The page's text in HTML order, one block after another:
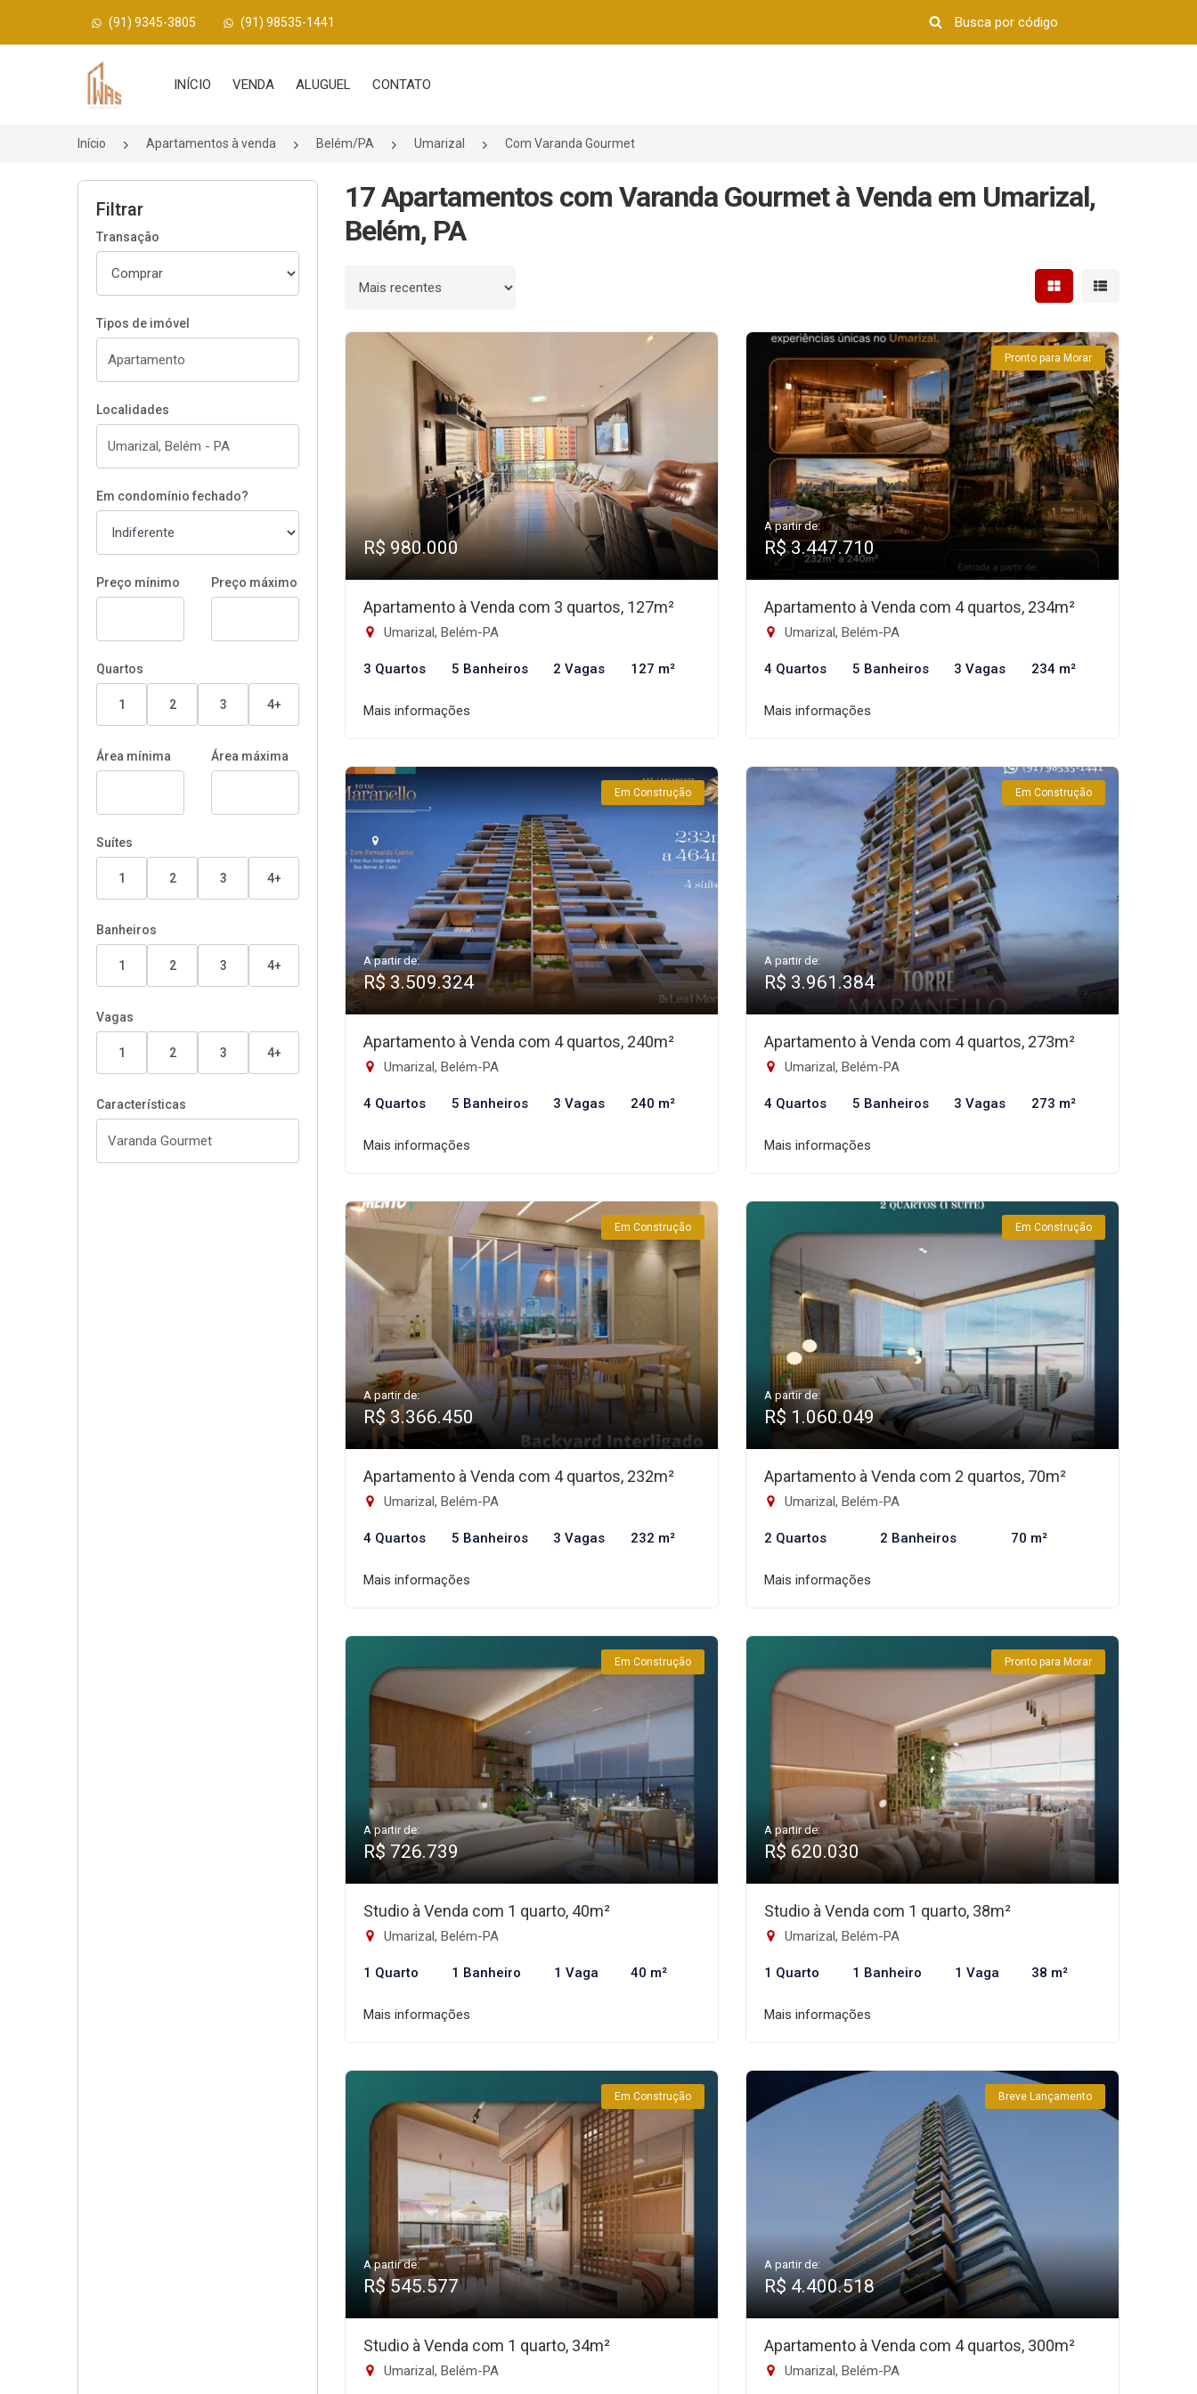
(91) 9345-3805 (91) 98535-1441
Página inicial
INÍCIO VENDA ALUGUEL CONTATO
Início Apartamentos à venda Belém/PA Umarizal Com Varanda Gourmet
Filtrar
Transação
Tipos de imóvel
Localidades
Em condomínio fechado?
Preço mínimo Preço máximo
Quartos
1 2 3 4+
Área mínima Área máxima
Suítes
1 2 3 4+
Banheiros
1 2 3 4+
Vagas
1 2 3 4+
Características
17 Apartamentos com Varanda Gourmet à Venda em Umarizal,
Belém, PA
Ordenar por Mostrar resultados em
Mostrar
R$ 980.000
Apartamento à Venda com 3 quartos, 127m²
Umarizal, Belém-PA
3 Quartos 5 Banheiros 2 Vagas 127 m²
Mais informações
Pronto para Morar
A partir de:
R$ 3.447.710
Apartamento à Venda com 4 quartos, 234m²
Umarizal, Belém-PA
4 Quartos 5 Banheiros 3 Vagas 234 m²
Mais informações
Em Construção
A partir de:
R$ 3.509.324
Apartamento à Venda com 4 quartos, 240m²
Umarizal, Belém-PA
4 Quartos 5 Banheiros 3 Vagas 240 m²
Mais informações
Em Construção
A partir de:
R$ 3.961.384
Apartamento à Venda com 4 quartos, 273m²
Umarizal, Belém-PA
4 Quartos 5 Banheiros 3 Vagas 273 m²
Mais informações
Em Construção
A partir de:
R$ 3.366.450
Apartamento à Venda com 4 quartos, 232m²
Umarizal, Belém-PA
4 Quartos 5 Banheiros 3 Vagas 232 m²
Mais informações
Em Construção
A partir de:
R$ 1.060.049
Apartamento à Venda com 2 quartos, 70m²
Umarizal, Belém-PA
2 Quartos 2 Banheiros 70 m²
Mais informações
Em Construção
A partir de:
R$ 726.739
Studio à Venda com 1 quarto, 40m²
Umarizal, Belém-PA
1 Quarto 1 Banheiro 1 Vaga 40 m²
Mais informações
Pronto para Morar
A partir de:
R$ 620.030
Studio à Venda com 1 quarto, 38m²
Umarizal, Belém-PA
1 Quarto 1 Banheiro 1 Vaga 38 m²
Mais informações
Em Construção
A partir de:
R$ 545.577
Studio à Venda com 1 quarto, 34m²
Umarizal, Belém-PA
Breve Lançamento
A partir de:
R$ 4.400.518
Apartamento à Venda com 4 quartos, 300m²
Umarizal, Belém-PA